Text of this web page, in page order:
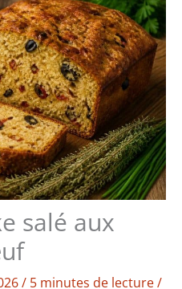
salé aux
/ 5 minutes de lecture/